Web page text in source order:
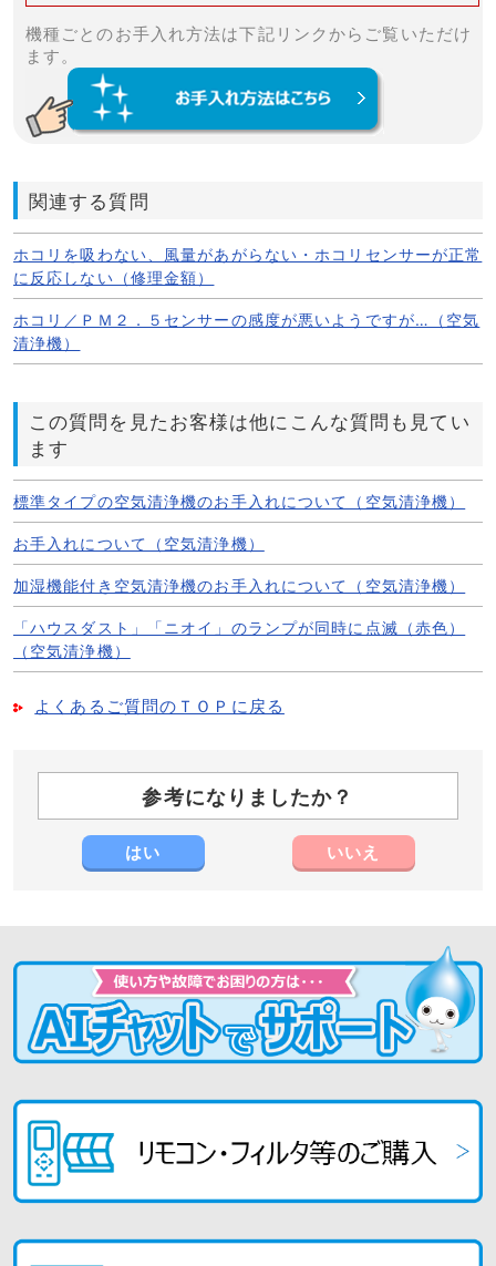
機種ごとのお手入れ方法は下記リンクからご覧いただけ
ます。
関連する質問
ホコリを吸わない、風量があがらない・ホコリセンサーが正常
に反応しない（修理金額）
ホコリ／ＰＭ２．５センサーの感度が悪いようですが…（空気
清浄機）
この質問を見たお客様は他にこんな質問も見てい
ます
標準タイプの空気清浄機のお手入れについて（空気清浄機）
お手入れについて（空気清浄機）
加湿機能付き空気清浄機のお手入れについて（空気清浄機）
「ハウスダスト」「ニオイ」のランプが同時に点滅（赤色）
（空気清浄機）
よくあるご質問のＴＯＰに戻る
参考になりましたか？
はい いいえ